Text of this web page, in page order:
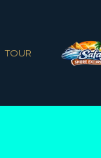
TOUR